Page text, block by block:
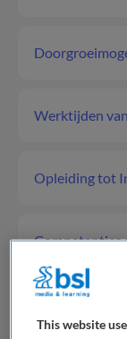
Werktijden
Opleiding tot
Competenties
Inkoopdirecteur
This website